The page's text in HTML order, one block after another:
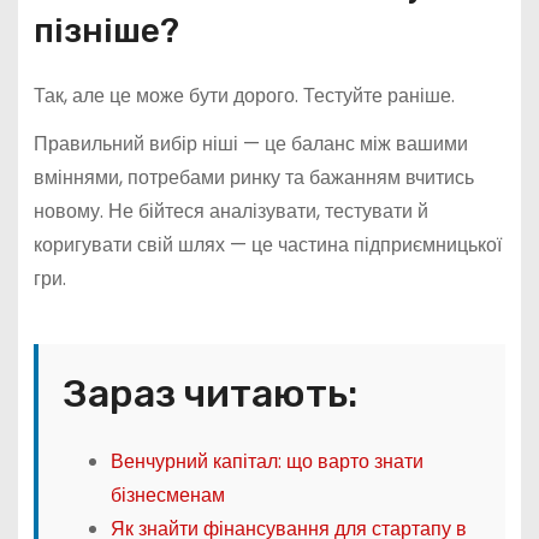
пізніше?
Так, але це може бути дорого. Тестуйте раніше.
Правильний вибір ніші — це баланс між вашими
вміннями, потребами ринку та бажанням вчитись
новому. Не бійтеся аналізувати, тестувати й
коригувати свій шлях — це частина підприємницької
гри.
Зараз читають:
Венчурний капітал: що варто знати
бізнесменам
Як знайти фінансування для стартапу в